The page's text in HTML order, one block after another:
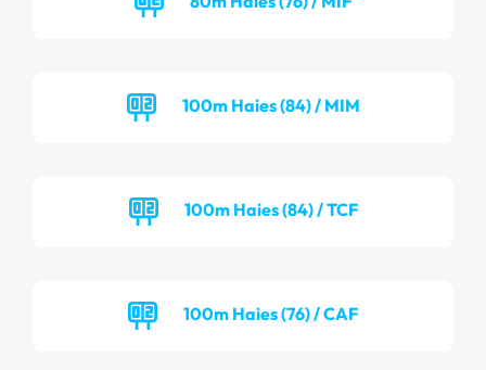
100m Haies (84) / MIM
100m Haies (84) / TCF
100m Haies (76) / CAF